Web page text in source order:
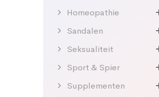
Homeopathie
Sandalen
Seksualiteit
Sport & Spier
Supplementen